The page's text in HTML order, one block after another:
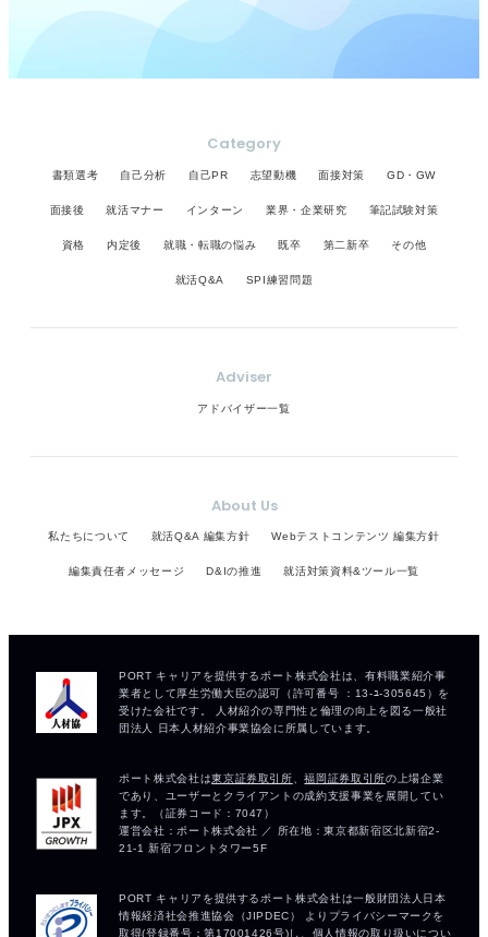
Category
書類選考 自己分析 自己PR 志望動機 面接対策 GD・GW
面接後 就活マナー インターン 業界・企業研究 筆記試験対策
資格 内定後 就職・転職の悩み 既卒 第二新卒 その他
就活Q&A SPI練習問題
Adviser
アドバイザー一覧
About Us
私たちについて 就活Q&A 編集方針 Webテストコンテンツ 編集方針
編集責任者メッセージ D&Iの推進 就活対策資料&ツール一覧